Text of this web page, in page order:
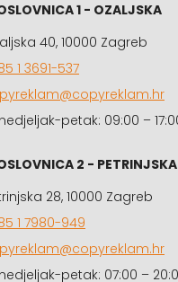
1 - OZALJSKA
40, 10000 Zagreb
1 3691-537
petak: 09:00 –
2 - PETRINJSKA
28, 10000 Zagreb
1 7980-949
petak: 07:00 –